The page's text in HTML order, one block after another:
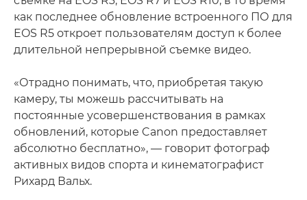
как последнее обновление встроенного ПО для
EOS R5 откроет пользователям доступ к более
длительной непрерывной съемке видео.
«Отрадно понимать, что, приобретая такую
камеру, ты можешь рассчитывать на
постоянные усовершенствования в рамках
обновлений, которые Canon предоставляет
абсолютно бесплатно», — говорит фотограф
активных видов спорта и кинематографист
Рихард Вальх.